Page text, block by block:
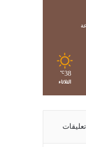
38
℃
الثلاثاء
تعليقات